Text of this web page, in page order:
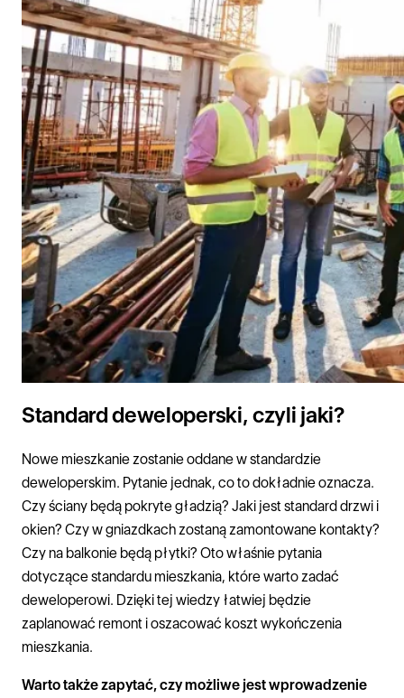
Standard deweloperski, czyli jaki?
Nowe mieszkanie zostanie oddane w standardzie
deweloperskim. Pytanie jednak, co to dokładnie oznacza.
Czy ściany będą pokryte gładzią? Jaki jest standard drzwi i
okien? Czy w gniazdkach zostaną zamontowane kontakty?
Czy na balkonie będą płytki? Oto właśnie pytania
dotyczące standardu mieszkania, które warto zadać
deweloperowi. Dzięki tej wiedzy łatwiej będzie
zaplanować remont i oszacować koszt wykończenia
mieszkania.
Warto także zapytać, czy możliwe jest wprowadzenie